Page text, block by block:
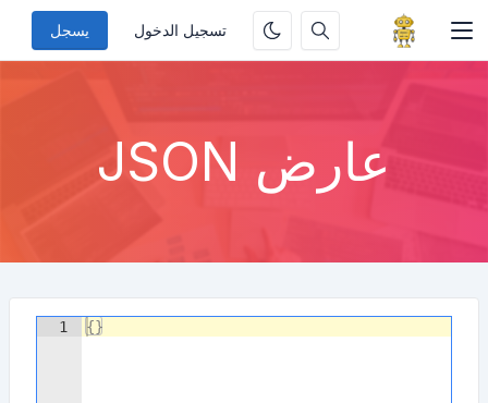
تسجيل الدخول يسجل
عارض JSON
1 {}